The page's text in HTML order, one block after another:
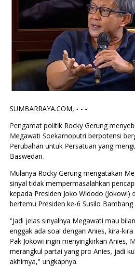
SUMBARRAYA.COM, - - -
Pengamat politik Rocky Gerung
Megawati Soekarnoputri berpotensi
Perubahan untuk Persatuan yang
Baswedan.
Mulanya Rocky Gerung mengatakan
sinyal tidak mempermasalahkan
kepada Presiden Joko Widodo (Jokowi)
bertemu Presiden ke-6 Susilo Bambang
"Jadi jelas sinyalnya Megawati mau
enggak ada soal dengan Anies, kira-
Pak Jokowi ingin menyingkirkan Anies,
merangkul partai yang pro Anies, jadi
akhirnya," ungkapnya.